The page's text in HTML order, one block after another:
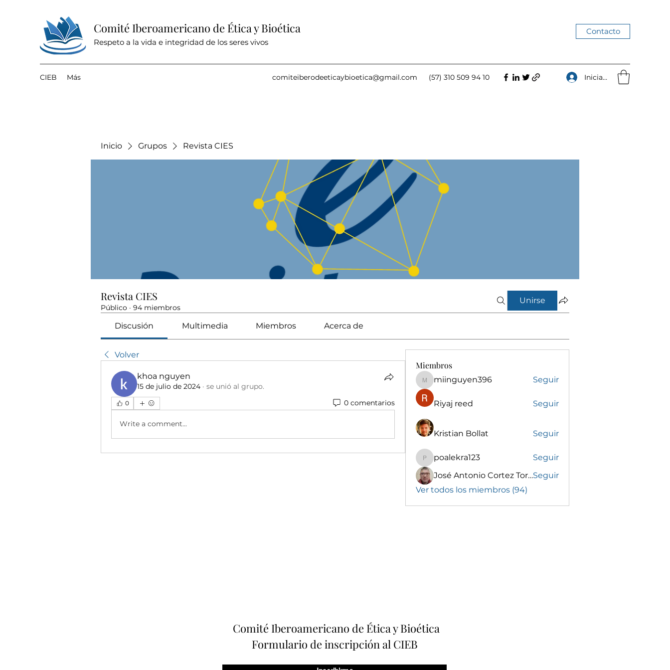
Comité Iberoamericano de Ética y Bioética
Respeto a la vida e integridad de los seres vivos
Contacto
CIEB Más comiteiberodeeticaybioetica@gmail.com (57) 310 509 94 10 Iniciar sesión
Inicio Grupos Revista CIES
Revista CIES
Público · 94 miembros
Unirse
Discusión Multimedia Miembros Acerca de
Volver
khoa nguyen
15 de julio de 2024 · se unió al grupo.
0 0 comentarios
Write a comment...
Miembros
miinguyen396
miinguyen396 Seguir
Riyaj reed Seguir
Kristian Bollat Seguir
poalekra123
poalekra123
Seguir
José Antonio Cortez TorrezSeguir
Ver todos los miembros (94)
Comité Iberoamericano de Ética y Bioética
Formulario de inscripción al CIEB